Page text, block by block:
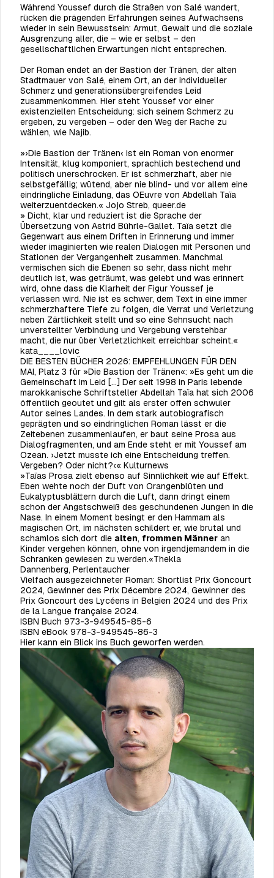
Während Youssef durch die Straßen von Salé wandert,
rücken die prägenden Erfahrungen seines Aufwachsens
wieder in sein Bewusstsein: Armut, Gewalt und die soziale
Ausgrenzung aller, die – wie er selbst – den
gesellschaftlichen Erwartungen nicht entsprechen.
Der Roman endet an der Bastion der Tränen, der alten
Stadtmauer von Salé, einem Ort, an der individueller
Schmerz und generationsübergreifendes Leid
zusammenkommen. Hier steht Youssef vor einer
existenziellen Entscheidung: sich seinem Schmerz zu
ergeben, zu vergeben – oder den Weg der Rache zu
wählen, wie Najib.
»›Die Bastion der Tränen‹ ist ein Roman von enormer
Intensität, klug komponiert, sprachlich bestechend und
politisch unerschrocken. Er ist schmerzhaft, aber nie
selbstgefällig; wütend, aber nie blind- und vor allem eine
eindringliche Einladung, das OEuvre von Abdellah Taïa
weiterzuentdecken.« Jojo Streb, queer.de
» Dicht, klar und reduziert ist die Sprache der
Übersetzung von Astrid Bührle-Gallet. Taïa setzt die
Gegenwart aus einem Driften in Erinnerung und immer
wieder imaginierten wie realen Dialogen mit Personen und
Stationen der Vergangenheit zusammen. Manchmal
vermischen sich die Ebenen so sehr, dass nicht mehr
deutlich ist, was geträumt, was gelebt und was erinnert
wird, ohne dass die Klarheit der Figur Youssef je
verlassen wird. Nie ist es schwer, dem Text in eine immer
schmerzhaftere Tiefe zu folgen, die Verrat und Verletzung
neben Zärtlichkeit stellt und so eine Sehnsucht nach
unverstellter Verbindung und Vergebung verstehbar
macht, die nur über Verletzlichkeit erreichbar scheint.«
kata____lovic
DIE BESTEN BÜCHER 2026: EMPFEHLUNGEN FÜR DEN
MAI, Platz 3 für »Die Bastion der Tränen«: »Es geht um die
Gemeinschaft im Leid […] Der seit 1998 in Paris lebende
marokkanische Schriftsteller Abdellah Taïa hat sich 2006
öffentlich geoutet und gilt als erster offen schwuler
Autor seines Landes. In dem stark autobiografisch
geprägten und so eindringlichen Roman lässt er die
Zeitebenen zusammenlaufen, er baut seine Prosa aus
Dialogfragmenten, und am Ende steht er mit Youssef am
Ozean. ›Jetzt musste ich eine Entscheidung treffen.
Vergeben? Oder nicht?‹« Kulturnews
»Taïas Prosa zielt ebenso auf Sinnlichkeit wie auf Effekt.
Eben wehte noch der Duft von Orangenblüten und
Eukalyptusblättern durch die Luft, dann dringt einem
schon der Angstschweiß des geschundenen Jungen in die
Nase. In einem Moment besingt er den Hammam als
magischen Ort, im nächsten schildert er, wie brutal und
schamlos sich dort die alten, frommen Männer an
Kinder vergehen können, ohne von irgendjemandem in die
Schranken gewiesen zu werden.«Thekla
Dannenberg, Perlentaucher
Vielfach ausgezeichneter Roman: Shortlist Prix Goncourt
2024, Gewinner des Prix Décembre 2024, Gewinner des
Prix Goncourt des Lycéens in Belgien 2024 und des Prix
de la Langue française 2024.
ISBN Buch 973-3-949545-85-6
ISBN eBook 978-3-949545-86-3
Hier kann ein Blick ins Buch geworfen werden.